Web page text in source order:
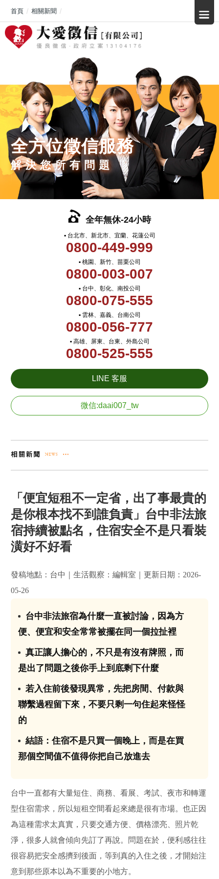
全方位徵信服務
解決您所有問題
全年無休-24小時
▪ 台北市、新北市、宜蘭、花蓮公司
0800-449-999
▪ 桃園、新竹、苗栗公司
0800-003-007
▪ 台中、彰化、南投公司
0800-075-555
▪ 雲林、嘉義、台南公司
0800-056-777
▪ 高雄、屏東、台東、外島公司
0800-525-555
LINE 客服
微信:daai007_tw
首頁 相關新聞
「便宜短租不一定省，出了事最貴的是你根本找不到誰負責」台中非法
「便宜短租不一定省，出了事最貴的
是你根本找不到誰負責」台中非法旅
宿持續被點名，住宿安全不是只看裝
潢好不好看
發稿地點：台中｜生活觀察：編輯室｜更新日期：2026-
05-26
台中非法旅宿為什麼一直被討論，因為方
便、便宜和安全常常被擺在同一個拉扯裡
真正讓人擔心的，不只是有沒有牌照，而
是出了問題之後你手上到底剩下什麼
若入住前後發現異常，先把房間、付款與
聯繫過程留下來，不要只剩一句住起來怪怪
的
結語：住宿不是只買一個晚上，而是在買
那個空間值不值得你把自己放進去
台中一直都有大量短住、商務、看展、考試、夜市和轉運
型住宿需求，所以短租空間看起來總是很有市場。也正因
為這種需求太真實，只要交通方便、價格漂亮、照片乾
淨，很多人就會傾向先訂了再說。問題在於，便利感往往
很容易把安全感擠到後面，等到真的入住之後，才開始注
意到那些原本以為不重要的小地方。